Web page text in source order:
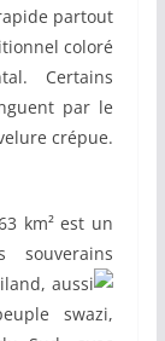
partout
coloré
Certains
par le
crépue.
km² est un
souverains
aussi
swazi,